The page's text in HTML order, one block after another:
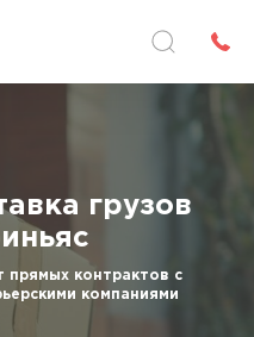
грузов
прямых контрактов с
компаниями